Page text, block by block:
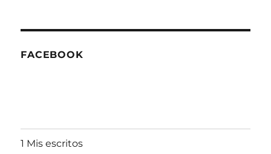
FACEBOOK
1 Mis escritos